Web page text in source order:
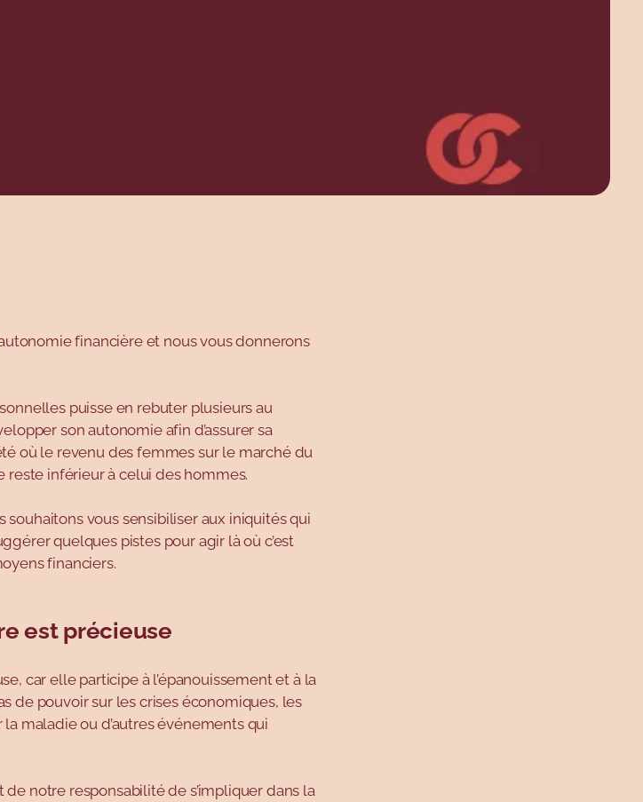
of-contents
financière et nous vous donnerons
puisse en rebuter plusieurs au
son autonomie afin d’assurer sa
où le revenu des femmes sur le marché du
inférieur à celui des hommes.
souhaitons vous sensibiliser aux iniquités qui
quelques pistes pour agir là où c’est
financiers.
est précieuse
car elle participe à l’épanouissement et à la
de pouvoir sur les crises économiques, les
maladie ou d’autres événements qui
notre responsabilité de s’impliquer dans la